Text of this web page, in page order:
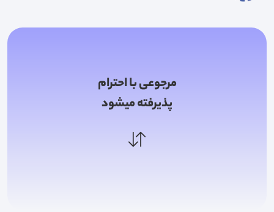
مرجوعی با احترام
پذیرفته میشود